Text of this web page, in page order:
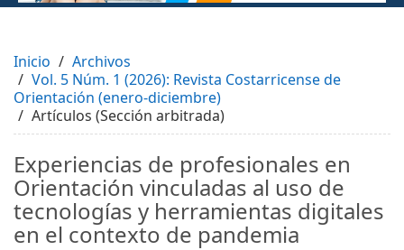
Inicio
Archivos
Vol. 5 Núm. 1 (2026): Revista Costarricense de
Orientación (enero-diciembre)
Artículos (Sección arbitrada)
Experiencias de profesionales en
Orientación vinculadas al uso de
tecnologías y herramientas digitales
en el contexto de pandemia